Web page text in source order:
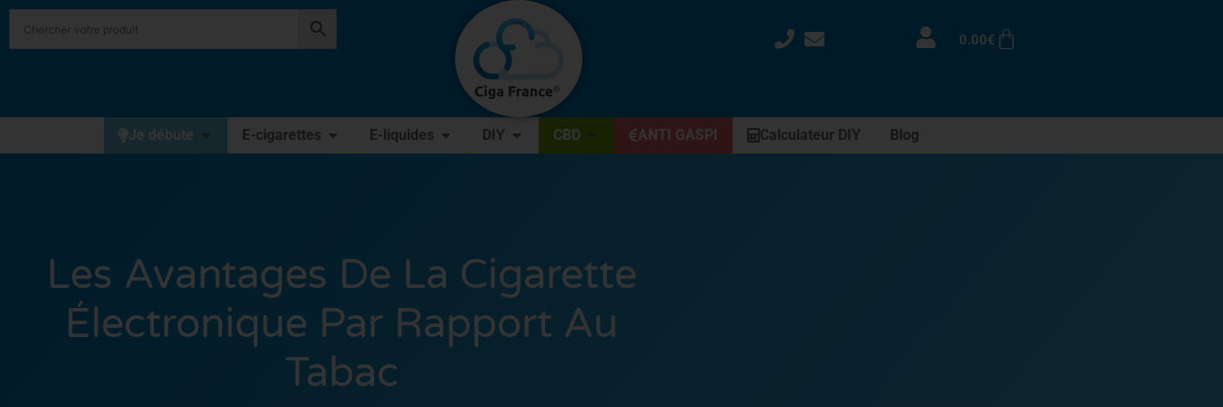
0.00€
Je débute E-cigarettes E-liquides DIY CBD ANTI GASPI Calculateur DIY Blog
Les Avantages De La Cigarette
Électronique Par Rapport Au
Tabac